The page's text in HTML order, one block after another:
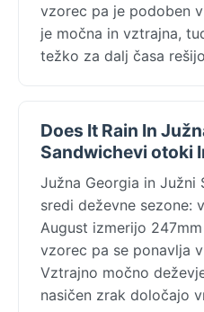
vzorec pa je podoben
je močna in vztrajna,
težko za dalj časa
Does It Rain In
Sandwichevi otoki
Južna Georgia in Južni
sredi deževne sezone:
August izmerijo
vzorec pa se ponavlja
Vztrajno močno
nasičen zrak določajo